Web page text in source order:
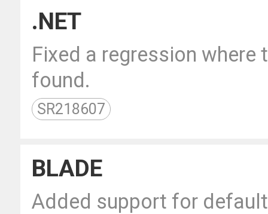
.NET
Fixed a regression
found.
SR218607
BLADE
Added support for